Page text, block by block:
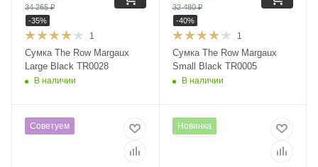
1
Сумка The Row Margaux
Large Black TR0028
В наличии
34 265₽
-35%
1
Сумка The Row Margaux
Small Black TR0005
В наличии
32 480₽
-40%
Советуем Новинка